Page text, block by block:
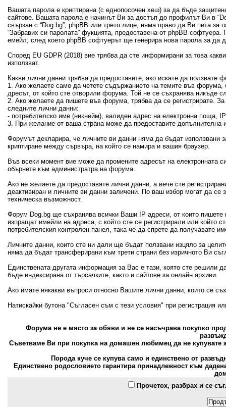
Вашата парола е криптирана (с еднопосочен хеш) за да бъде
сайтове. Вашата парола е начинът Ви за достъп до профилът Ви в
свързан с “Dog.bg”, phpBB или трето лице, няма право да Ви пита
“Забравих си паролата” фукцията, предоставена от phpBB
емейл, след което phpBB софтуерът ще генерира нова парола за да
Според EU GDPR (2018) вие трябва да сте информирани за това
използват.
Какви лични данни трябва да предоставите, ако искате да ползвате
1. Ако желаете само да четете съдържанието на темите във
дресът, от който сте отворили форума. Той не се съхранява никъде
2. Ако желаете да пишете във форума, трябва да се регистрирате.
следните лични данни:
- потребителско име (никнейм), валиден адрес на електронна
3. При желание от ваша страна може да предоставите
Форумът декларира, че личните ви данни няма да бъдат използвани
криптиране между сървъра, на който се намира и вашия браузер.
Във всеки момент вие може да промените адресът на електронната
обърнете към администратра на форума.
Ако не желаете да предоставяте лични данни, а вече сте
деактивиран и личните ви данни заличени. По ваш избор могат да
техническа възможност.
Форум Dog.bg ще съхранява всички Ваши IP адреси, от които
изпращат имейли на адреса, с който сте се регистрирали или който
потребителския контролен панел, така че да спрете да получавате
Личните данни, които сте ни дали ще бъдат ползвани изцяло за
няма да бъдат трансферирани към трети страни без изричното Ви
Единствената другата информация за Вас е тази, която сте решили
бъде индексирана от търсачките, както и сайтове за онлайн архиви.
Ако имате някакви въпроси относно Вашите лични данни, които се
Натискайки бутона "Съгласен съм с тези условия" при
Форума не е място за обяви и не се насъчрава покупко
Съветваме Ви при покупка на домашен любимец да не купувате
Порода куче се купува само и единствено от
Единствено родословието гарантира принадлежност към
Прочетох, разбрах и се